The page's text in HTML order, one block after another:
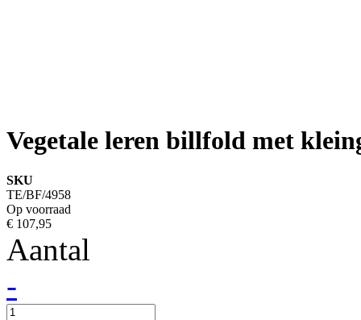
Vegetale leren billfold met
SKU
TE/BF/4958
Op voorraad
€ 107,95
Aantal
-